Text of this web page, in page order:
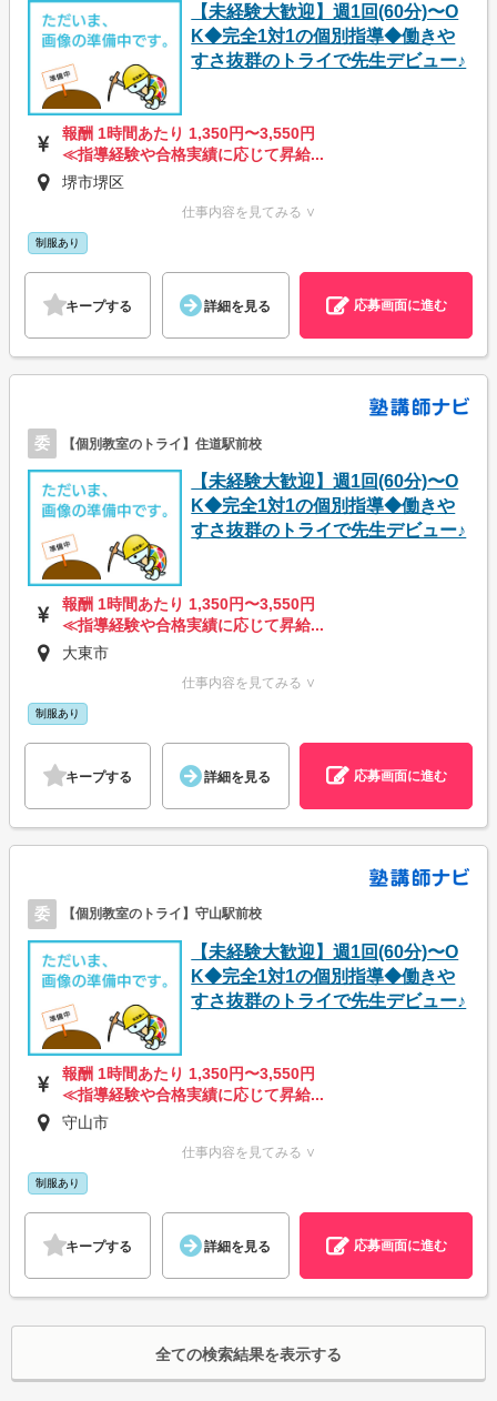
【未経験大歓迎】週1回(60分)〜O
K◆完全1対1の個別指導◆働きや
すさ抜群のトライで先生デビュー♪
報酬 1時間あたり 1,350円〜3,550円
≪指導経験や合格実績に応じて昇給...
堺市堺区
仕事内容を見てみる ∨
制服あり
キープする 詳細を見る 応募画面に進む
委 【個別教室のトライ】住道駅前校
【未経験大歓迎】週1回(60分)〜O
K◆完全1対1の個別指導◆働きや
すさ抜群のトライで先生デビュー♪
報酬 1時間あたり 1,350円〜3,550円
≪指導経験や合格実績に応じて昇給...
大東市
仕事内容を見てみる ∨
制服あり
キープする 詳細を見る 応募画面に進む
委 【個別教室のトライ】守山駅前校
【未経験大歓迎】週1回(60分)〜O
K◆完全1対1の個別指導◆働きや
すさ抜群のトライで先生デビュー♪
報酬 1時間あたり 1,350円〜3,550円
≪指導経験や合格実績に応じて昇給...
守山市
仕事内容を見てみる ∨
制服あり
キープする 詳細を見る 応募画面に進む
全ての検索結果を表示する